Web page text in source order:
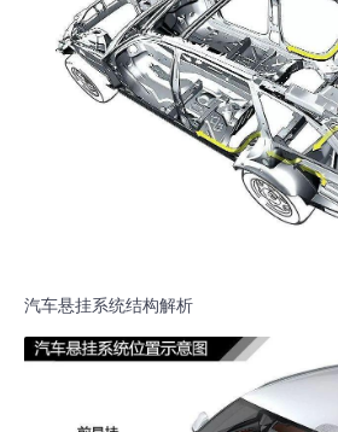
汽车悬挂系统结构解析